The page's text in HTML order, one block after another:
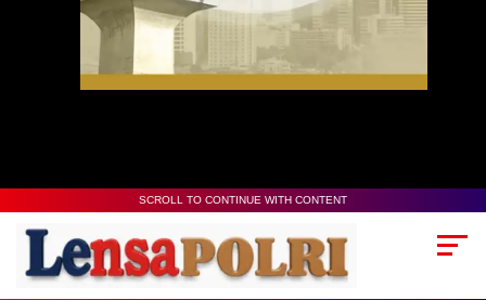
SCROLL TO CONTINUE WITH CONTENT